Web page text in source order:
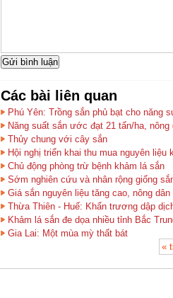
Các bài liên quan
Phú Yên: Trồng sắn phủ bạt cho năng
Năng suất sắn ước đạt 21 tấn/ha,
Thủy chung với cây sắn
Hội nghị triển khai thu mua nguyên
Chủ động phòng trừ bệnh khảm lá sắn
Sớm nghiên cứu và nhân rộng giống
Giá sắn nguyên liệu tăng cao, nông
Thừa Thiên - Huế: Khẩn trương dập
Khảm lá sắn đe dọa nhiều tỉnh Bắc
Gia Lai: Một mùa mỳ thất bát
«